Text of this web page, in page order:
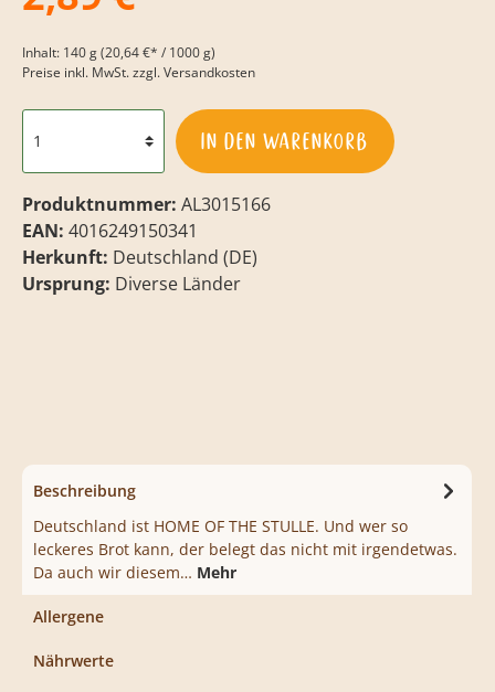
Inhalt: 140 g(20,64 €* / 1000 g)
Preise inkl. MwSt. zzgl. Versandkosten
In den Warenkorb
Produktnummer: AL3015166
EAN: 4016249150341
Herkunft: Deutschland (DE)
Ursprung: Diverse Länder
Beschreibung
Deutschland ist HOME OF THE STULLE. Und wer so
leckeres Brot kann, der belegt das nicht mit irgendetwas.
Da auch wir diesem… Mehr
Allergene
Nährwerte